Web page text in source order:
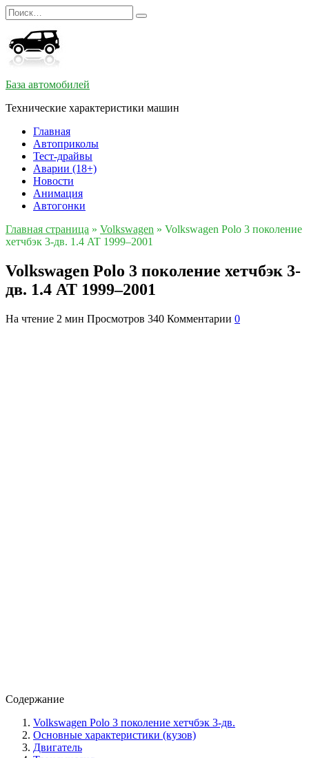
Перейти
к
содержанию
Search
for:
База автомобилей
Технические характеристики машин
Главная
Автоприколы
Тест-драйвы
Аварии (18+)
Новости
Анимация
Автогонки
Главная страница » Volkswagen » Volkswagen Polo 3 поколение
хетчбэк 3-дв. 1.4 AT 1999–2001
Volkswagen Polo 3 поколение хетчбэк 3-
дв. 1.4 AT 1999–2001
На чтение 2 мин Просмотров 340 Комментарии 0
Содержание
Volkswagen Polo 3 поколение хетчбэк 3-дв.
Основные характеристики (кузов)
Двигатель